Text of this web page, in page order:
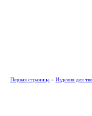
Первая страница » Изделия для